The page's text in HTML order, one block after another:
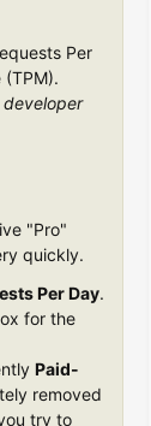
Per
(TPM).
developer
"Pro"
quickly.
Per Day.
for the
Paid-
removed
try to